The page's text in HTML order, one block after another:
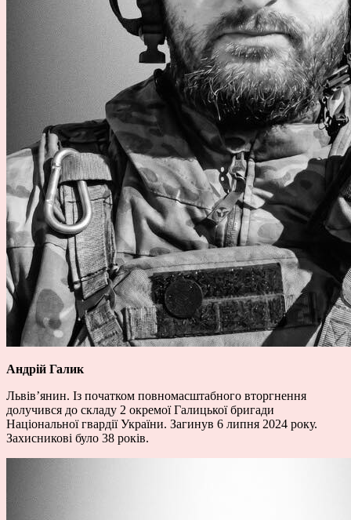
Андрій Галик
Львів’янин. Із початком повномасштабного вторгнення
долучився до складу 2 окремої Галицької бригади
Національної гвардії України. Загинув 6 липня 2024 року.
Захисникові було 38 років.